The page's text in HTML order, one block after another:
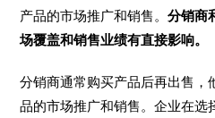
产品的市场推广和销售。分销商
场覆盖和销售业绩有直接影响。
分销商通常购买产品后再出售，
品的市场推广和销售。企业在选